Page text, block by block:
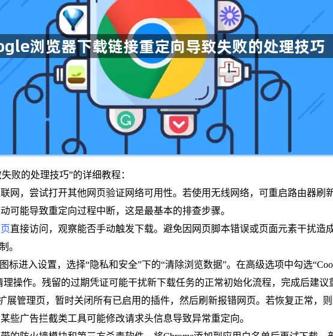
败的处理技巧”的详细教程：
网，尝试打开其他网页验证网络可用性。若使用无线网络，可重启路由器刷
可能导致重定向过程中断，这是最基本的排查步骤。
直接访问，观察能否手动触发下载。避免因网页脚本错误或页面元素干扰造
。
标进入设置，选择“隐私和安全”下的“清除浏览数据”。在高级选项中勾选
操作。残留的过期凭证可能干扰新下载任务的正常初始化流程，完成后建议
展管理页，暂时关闭所有已启用的插件，然后刷新报错网页。若恢复正常，
些广告拦截类工具可能修改请求头信息导致异常重定向。